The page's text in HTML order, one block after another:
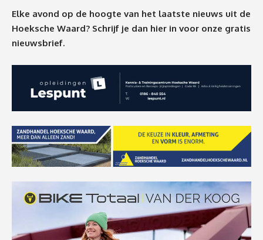
Elke avond op de hoogte van het laatste nieuws uit de
Hoeksche Waard? Schrijf je dan hier in voor onze gratis
nieuwsbrief.